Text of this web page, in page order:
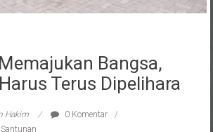
Terus Dipelihara
Santunan